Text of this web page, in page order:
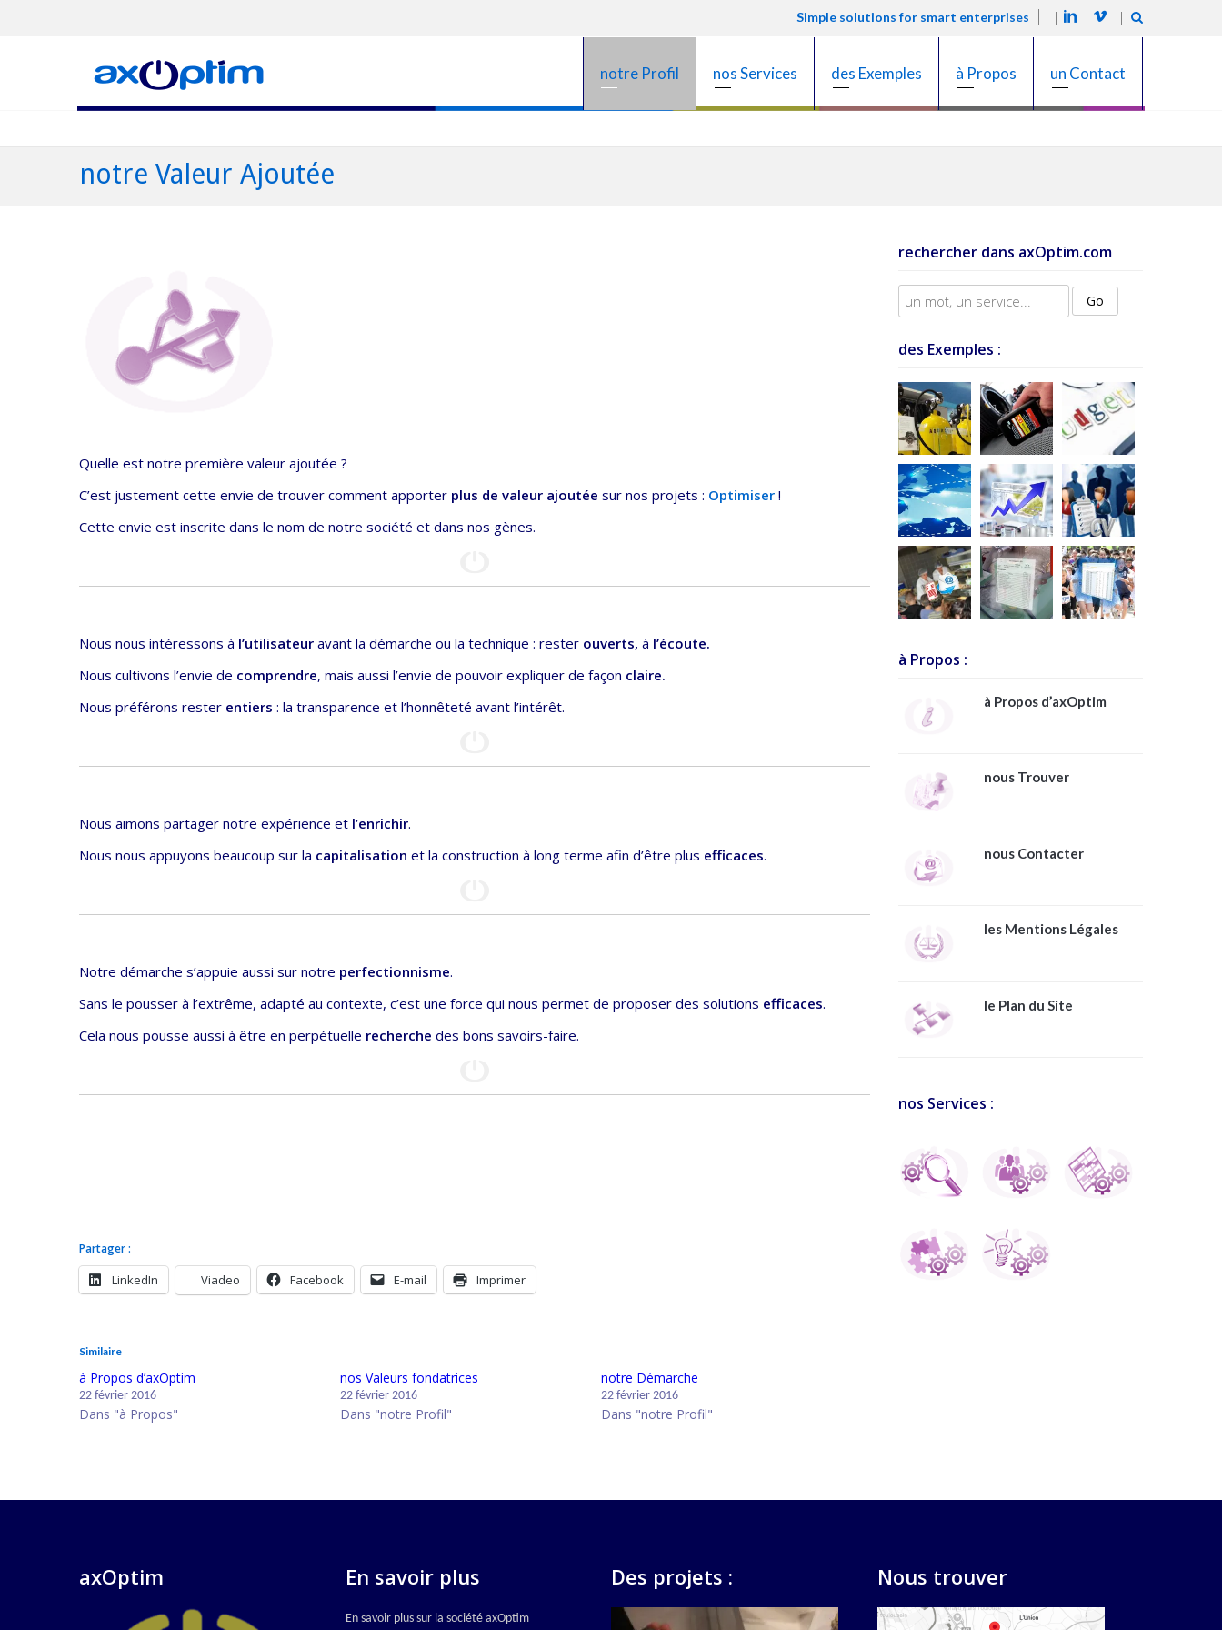
Simple solutions for smart enterprises
notre Profil nos Services des Exemples à Propos un Contact
notre Valeur Ajoutée
Quelle est notre première valeur ajoutée ?
C’est justement cette envie de trouver comment apporter plus de valeur ajoutée sur nos projets : Optimiser !
Cette envie est inscrite dans le nom de notre société et dans nos gènes.
Nous nous intéressons à l’utilisateur avant la démarche ou la technique : rester ouverts, à l’écoute.
Nous cultivons l’envie de comprendre, mais aussi l’envie de pouvoir expliquer de façon claire.
Nous préférons rester entiers : la transparence et l’honnêteté avant l’intérêt.
Nous aimons partager notre expérience et l’enrichir.
Nous nous appuyons beaucoup sur la capitalisation et la construction à long terme afin d’être plus efficaces.
Notre démarche s’appuie aussi sur notre perfectionnisme.
Sans le pousser à l’extrême, adapté au contexte, c’est une force qui nous permet de proposer des solutions efficaces.
Cela nous pousse aussi à être en perpétuelle recherche des bons savoirs-faire.
Partager :
LinkedIn Viadeo Facebook E-mail Imprimer
Similaire
à Propos d’axOptim
22 février 2016
Dans "à Propos"
nos Valeurs fondatrices
22 février 2016
Dans "notre Profil"
notre Démarche
22 février 2016
Dans "notre Profil"
rechercher dans axOptim.com
des Exemples :
à Propos :
à Propos d’axOptim
nous Trouver
nous Contacter
les Mentions Légales
le Plan du Site
nos Services :
axOptim En savoir plus
En savoir plus sur la société axOptim
Des projets : Nous trouver